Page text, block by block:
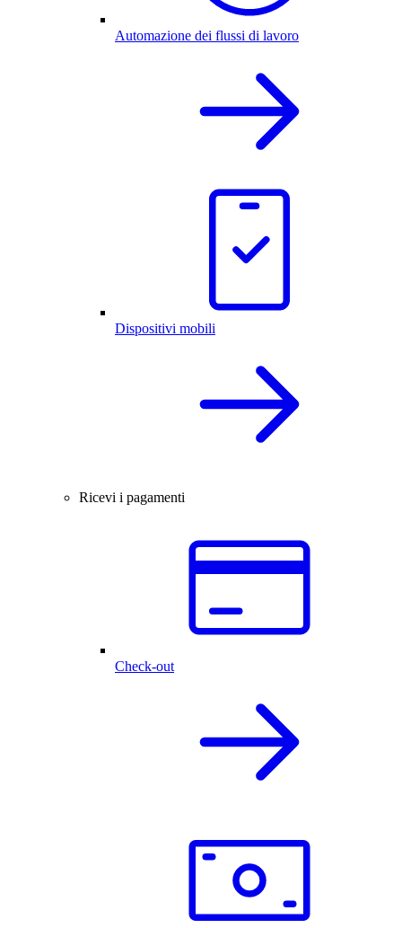
Automazione dei flussi di lavoro
Dispositivi mobili
Ricevi i pagamenti
Check-out